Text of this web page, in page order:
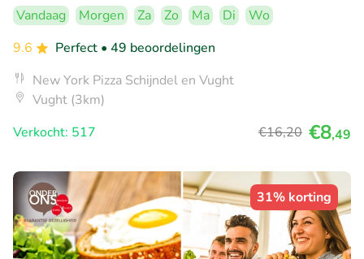
Vandaag Morgen Za Zo Ma Di
Wo
9.6
Perfect • 49 beoordelingen
New York Pizza Schijndel en Vught
Vught (3km)
Verkocht: 517
€16,20 €8,49
31% korting